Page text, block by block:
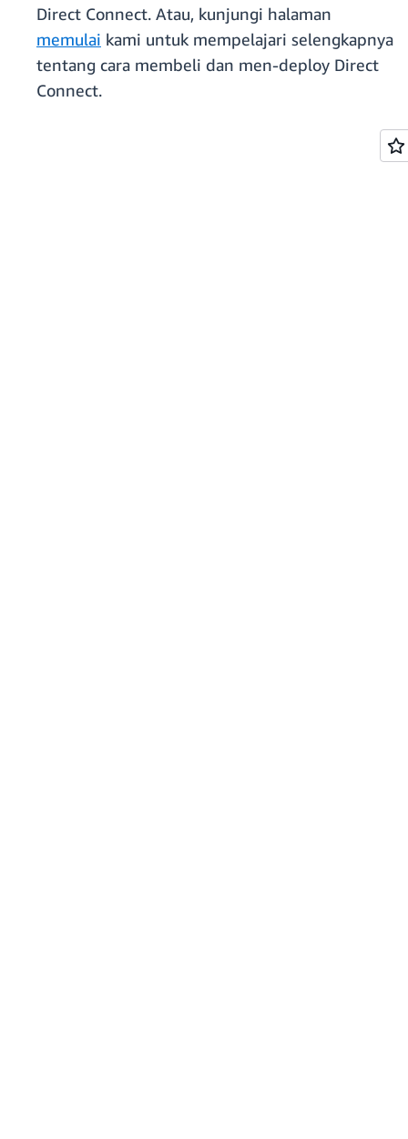
Direct Connect. Atau, kunjungi halaman
memulai kami untuk mempelajari selengkapnya
tentang cara membeli dan men-deploy Direct
Connect.